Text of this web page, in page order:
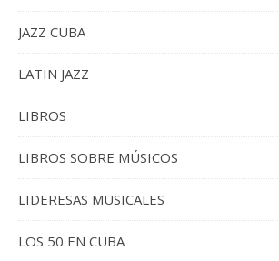
JAZZ CUBA
LATIN JAZZ
LIBROS
LIBROS SOBRE MÚSICOS
LIDERESAS MUSICALES
LOS 50 EN CUBA